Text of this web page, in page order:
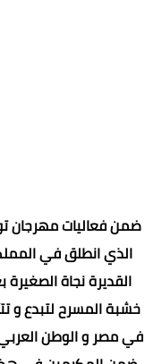
الذي انطلق في
القديرة نجاة
خشبة المسرح لتبدع و
في مصر و الوطن